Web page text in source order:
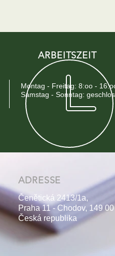
ARBEITSZEIT
Montag - Freitag: 8:oo -
Samstag - Sonntag:
ADRESSE
Čenětická 2413/1a,
Praha 11 - Chodov, 149 00
Česká republika